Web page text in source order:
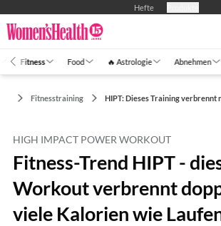
Hefte
Fitness Food 🔥 Astrologie Abnehmen
Fitnesstraining HIPT: Dieses Training verbrennt
HIGH IMPACT POWER WORKOUT
Fitness-Trend HIPT -
Workout verbrennt
viele Kalorien wie